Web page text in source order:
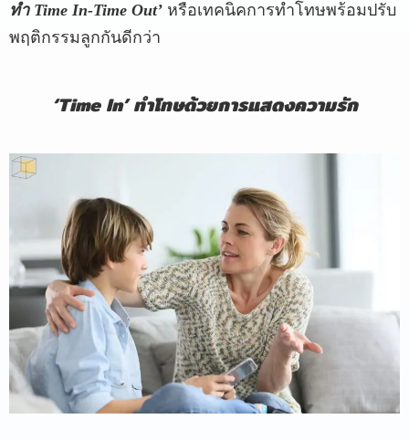
ทำ Time In-Time Out’ หรือเทคนิคการทำโทษพร้อมปรับ
พฤติกรรมลูกกันดีกว่า
‘Time In’ ทำโทษด้วยการแสดงความรัก